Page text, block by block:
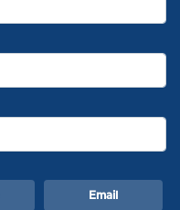
Email